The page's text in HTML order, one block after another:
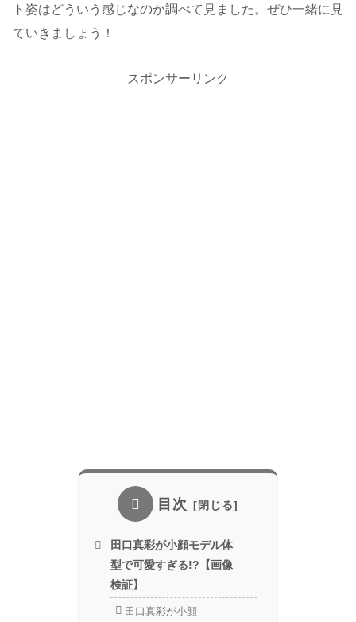
ト姿はどういう感じなのか調べて見ました。ぜひ一緒に見
ていきましょう！
スポンサーリンク
目次
田口真彩が小顔モデル体
型で可愛すぎる!?【画像
検証】
田口真彩が小顔